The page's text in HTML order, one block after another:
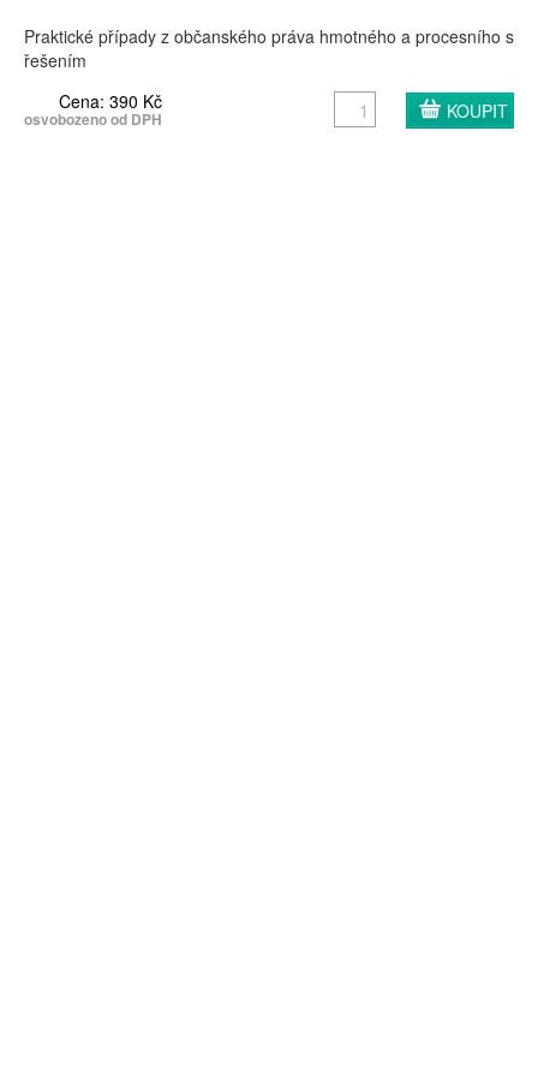
Praktické případy z občanského práva hmotného a procesního s
řešením
Cena: 390 Kč
osvobozeno od DPH